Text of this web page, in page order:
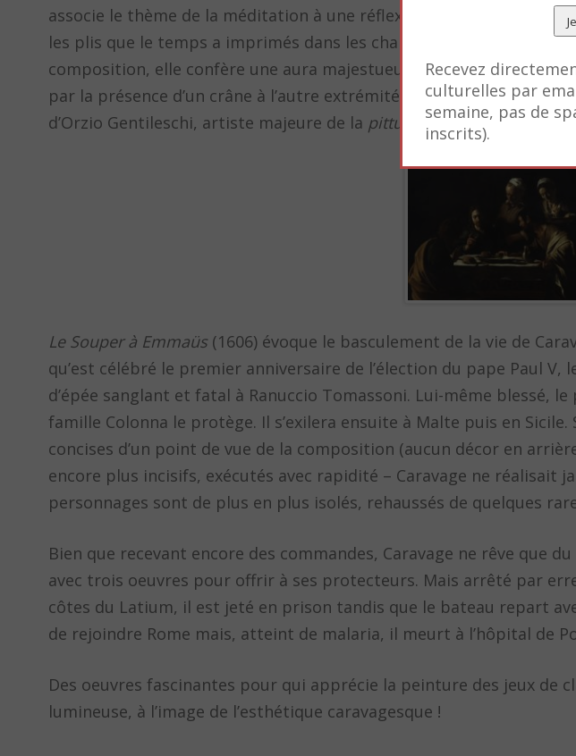
associe le thème de la méditation à une réflexion sur la jeunesse.
les plis que le temps a imprimés dans les chairs », analyse F.
composition, elle confère une aura majestueuse à l’intense travail
par la présence d’un crâne à l’autre extrémité du tableau ».
d’Orzio Gentileschi, artiste majeure de la pittura dal naturale.
Le Souper à Emmaüs (1606) évoque le basculement de la vie de
qu’est célébré le premier anniversaire de l’élection du pape Paul V,
d’épée sanglant et fatal à Ranuccio Tomassoni. Lui-même blessé,
famille Colonna le protège. Il s’exilera ensuite à Malte puis en
concises d’un point de vue de la composition (aucun décor en
encore plus incisifs, exécutés avec rapidité – Caravage ne réalisait
personnages sont de plus en plus isolés, rehaussés de quelques
Bien que recevant encore des commandes, Caravage ne rêve que
avec trois oeuvres pour offrir à ses protecteurs. Mais arrêté par
côtes du Latium, il est jeté en prison tandis que le bateau repart
de rejoindre Rome mais, atteint de malaria, il meurt à l’hôpital de
Des oeuvres fascinantes pour qui apprécie la peinture des jeux de
lumineuse, à l’image de l’esthétique caravagesque !
Recevez
culturelles par
semaine, pas de
inscrits).